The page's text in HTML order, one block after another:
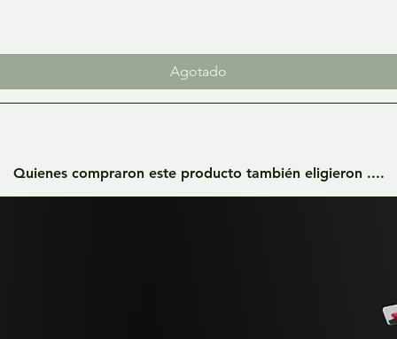
Agotado
Quienes compraron este producto también eligieron ....